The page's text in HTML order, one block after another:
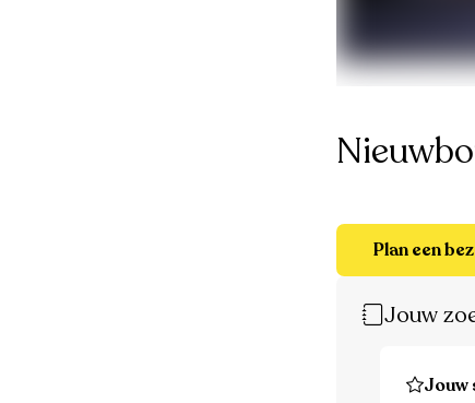
Plan een
Jouw
Jouw